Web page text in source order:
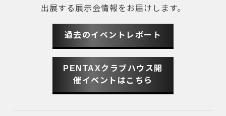
出展する展示会情報をお届けします。
過去のイベントレポート
PENTAXクラブハウス開
催イベントはこちら